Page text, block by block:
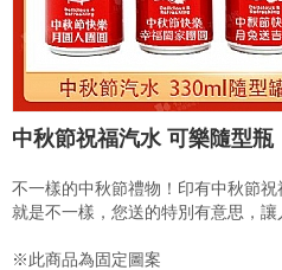
中秋節祝福汽水 可樂隨型瓶
不一樣的中秋節禮物！印有中秋節祝
就是不一樣，您送的特別有意思，讓
※此商品為固定圖案